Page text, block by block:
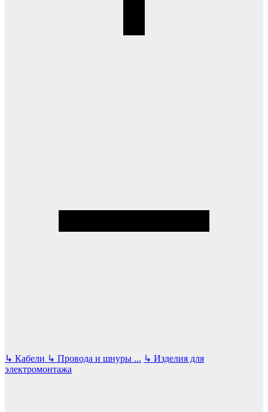
↳ Кабели ↳ Провода и шнуры ... ↳ Изделия для
электромонтажа